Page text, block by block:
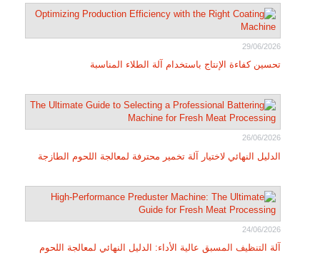
29/06/2026
تحسين كفاءة الإنتاج باستخدام آلة الطلاء المناسبة
26/06/2026
الدليل النهائي لاختيار آلة تخمير محترفة لمعالجة اللحوم الطازجة
24/06/2026
آلة التنظيف المسبق عالية الأداء: الدليل النهائي لمعالجة اللحوم